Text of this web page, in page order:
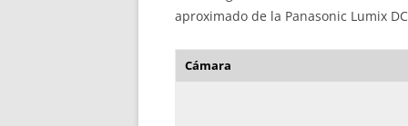
aproximado de la Panasonic Lumix
Cámara